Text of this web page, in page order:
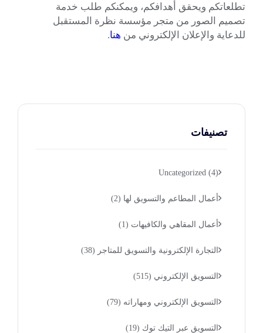
تطلعاتكم ويحقق أهدافكم، ويمكنكم طلب خدمة
تصميم الصور من متجر مؤسسة نظرة المستقبل
للدعاية والإعلان الإلكتروني من هنا.
تصنيفات
Uncategorized (4)
أعمال المطاعم والتسويق لها (2)
أعمال المقاهي والكافيهات (1)
التجارة الإلكترونية والتسويق للمتاجر (38)
التسويق الإلكتروني (515)
التسويق الإلكتروني ومهاراته (79)
التسويق عبر التيك توك (19)